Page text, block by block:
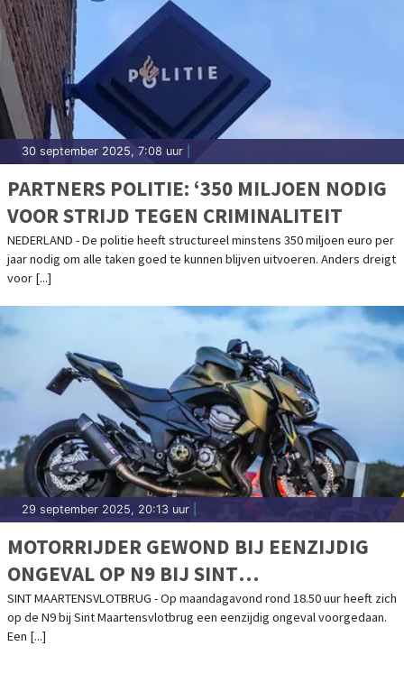
30 september 2025, 7:08 uur
PARTNERS POLITIE: ‘350 MILJOEN NODIG
VOOR STRIJD TEGEN CRIMINALITEIT
NEDERLAND - De politie heeft structureel minstens 350 miljoen euro per
jaar nodig om alle taken goed te kunnen blijven uitvoeren. Anders dreigt
voor [...]
29 september 2025, 20:13 uur
MOTORRIJDER GEWOND BIJ EENZIJDIG
ONGEVAL OP N9 BIJ SINT
MAARTENSVLOTBRUG
SINT MAARTENSVLOTBRUG - Op maandagavond rond 18.50 uur heeft zich
op de N9 bij Sint Maartensvlotbrug een eenzijdig ongeval voorgedaan.
Een [...]